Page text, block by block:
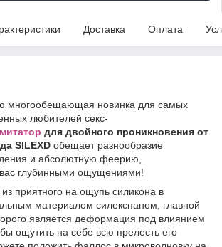
Доставка Оплата
многообещающая новинка для самых
любителей секс-
для двойного проникновения от
SILEXD обещает разнообразие
и абсолютную феерию,
глубинными ощущениями!
приятного на ощупь силикона в
материалом силекспаном, главной
является деформация под влиянием
ощутить на себе всю прелесть его